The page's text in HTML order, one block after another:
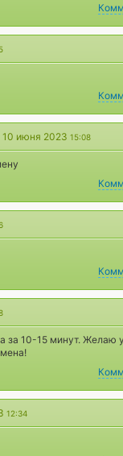
10 июня 2023 15:08
за 10-15 минут. Желаю
12:34